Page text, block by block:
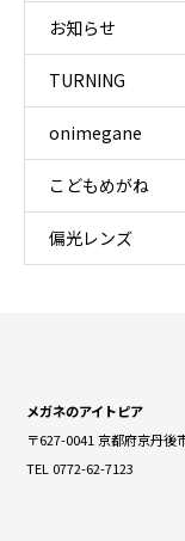
お知らせ
TURNING
onimegane
こどもめがね
偏光レンズ
メガネのアイトピア
〒627-0041 京都府京丹後
TEL 0772-62-7123